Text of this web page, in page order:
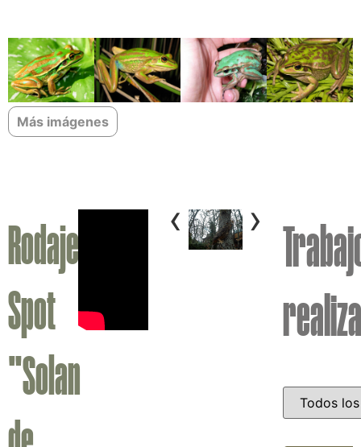
Más imágenes
Rodaje
Spot
"Solan
‹ ›